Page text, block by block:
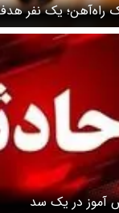
راه‌آهن؛ یک نفر
آموز در یک سد